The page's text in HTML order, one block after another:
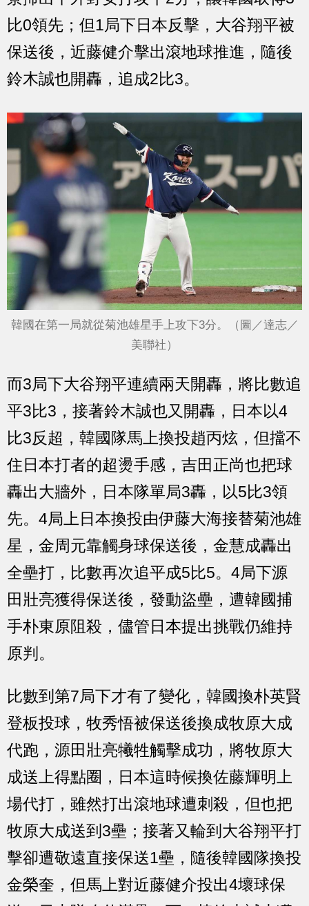
比0領先；但1局下日本反擊，大谷翔平被
保送後，近藤健介擊出滾地球推進，隨後
鈴木誠也開轟，追成2比3。
韓國在第一局就從菊池雄星手上攻下3分。（圖／達志／
美聯社）
而3局下大谷翔平連續兩天開轟，將比數追
平3比3，接著鈴木誠也又開轟，日本以4
比3反超，韓國隊馬上換投趙丙炫，但擋不
住日本打者的超燙手感，吉田正尚也把球
轟出大牆外，日本隊單局3轟，以5比3領
先。4局上日本換投由伊藤大海接替菊池雄
星，金周元靠觸身球保送後，金慧成轟出
全壘打，比數再次追平成5比5。4局下源
田壯亮獲得保送後，發動盜壘，遭韓國捕
手朴東原阻殺，儘管日本提出挑戰仍維持
原判。
比數到第7局下才有了變化，韓國換朴英賢
登板投球，牧秀悟被保送後換成牧原大成
代跑，源田壯亮犧牲觸擊成功，將牧原大
成送上得點圈，日本這時候換佐藤輝明上
場代打，雖然打出滾地球遭刺殺，但也把
牧原大成送到3壘；接著又輪到大谷翔平打
擊卻遭敬遠直接保送1壘，隨後韓國隊換投
金榮奎，但馬上對近藤健介投出4壞球保